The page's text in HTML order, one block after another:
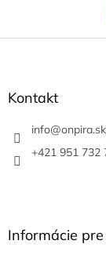
Z
Kontakt
info@onpira.sk
+421 951 732
Informácie